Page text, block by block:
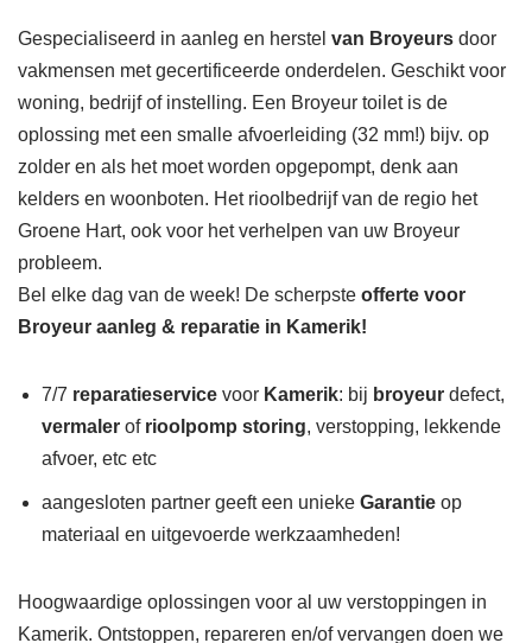
Gespecialiseerd in aanleg en herstel van Broyeurs door
vakmensen met gecertificeerde onderdelen. Geschikt voor
woning, bedrijf of instelling. Een Broyeur toilet is de
oplossing met een smalle afvoerleiding (32 mm!) bijv. op
zolder en als het moet worden opgepompt, denk aan
kelders en woonboten. Het rioolbedrijf van de regio het
Groene Hart, ook voor het verhelpen van uw Broyeur
probleem.
Bel elke dag van de week! De scherpste offerte voor
Broyeur aanleg & reparatie in Kamerik!
7/7 reparatieservice voor Kamerik: bij broyeur defect,
vermaler of rioolpomp storing, verstopping, lekkende
afvoer, etc etc
aangesloten partner geeft een unieke Garantie op
materiaal en uitgevoerde werkzaamheden!
Hoogwaardige oplossingen voor al uw verstoppingen in
Kamerik. Ontstoppen, repareren en/of vervangen doen we